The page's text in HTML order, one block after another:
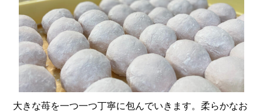
大きな苺を一つ一つ丁寧に包んでいきます。柔らかなお